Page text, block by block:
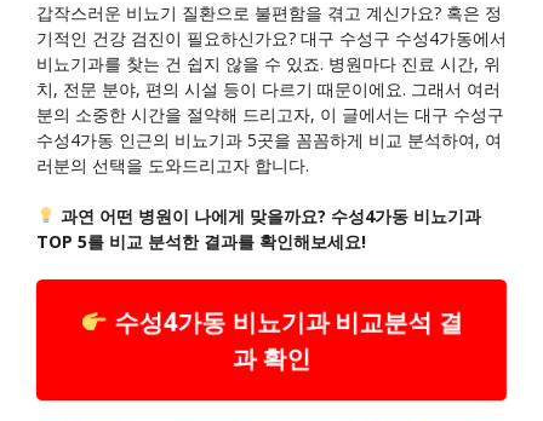
갑작스러운 비뇨기 질환으로 불편함을 겪고 계신가요? 혹은 정
기적인 건강 검진이 필요하신가요? 대구 수성구 수성4가동에서
비뇨기과를 찾는 건 쉽지 않을 수 있죠. 병원마다 진료 시간, 위
치, 전문 분야, 편의 시설 등이 다르기 때문이에요. 그래서 여러
분의 소중한 시간을 절약해 드리고자, 이 글에서는 대구 수성구
수성4가동 인근의 비뇨기과 5곳을 꼼꼼하게 비교 분석하여, 여
러분의 선택을 도와드리고자 합니다.
과연 어떤 병원이 나에게 맞을까요? 수성4가동 비뇨기과
TOP 5를 비교 분석한 결과를 확인해보세요!
수성4가동 비뇨기과 비교분석 결
과 확인